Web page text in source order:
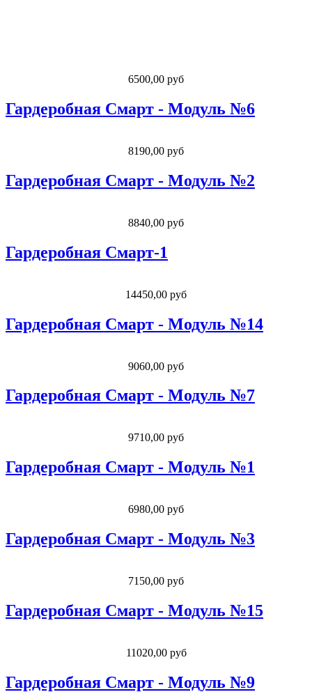
6500,00 руб
Гардеробная Смарт - Модуль №6
8190,00 руб
Гардеробная Смарт - Модуль №2
8840,00 руб
Гардеробная Смарт-1
14450,00 руб
Гардеробная Смарт - Модуль №14
9060,00 руб
Гардеробная Смарт - Модуль №7
9710,00 руб
Гардеробная Смарт - Модуль №1
6980,00 руб
Гардеробная Смарт - Модуль №3
7150,00 руб
Гардеробная Смарт - Модуль №15
11020,00 руб
Гардеробная Смарт - Модуль №9